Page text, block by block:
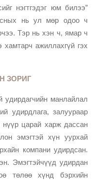
нэгтгэдэг юм билээ”
нь ул мөр одоо ч
Тэр нь хэн ч, ямар ч
ажиллахгүй гэх
ЗОРИГ
удирдагчийн манлайлал
удирдлага, залуураар
нүүр царай харж дассан
эмэгтэй хүн уурхай
компани удирдсан.
Эмэгтэйчүүд удирдан
төлөө хүнд бэрхийн